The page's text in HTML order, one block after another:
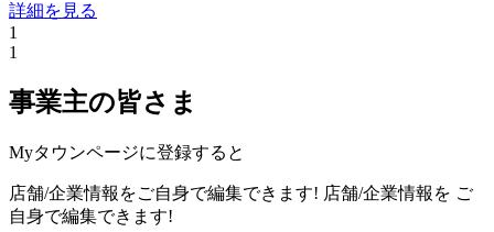
詳細を見る
1
1
事業主の皆さま
Myタウンページに登録すると
店舗/企業情報をご自身で編集できます! 店舗/企業情報を ご
自身で編集できます!